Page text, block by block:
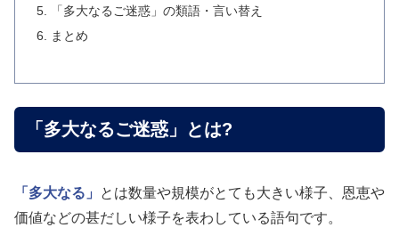
「多大なるご迷惑」の類語・言い替え
まとめ
「多大なるご迷惑」とは?
「多大なる」
とは数量や規模がとても大きい様子、恩恵や
価値などの甚だしい様子を表わしている語句です。